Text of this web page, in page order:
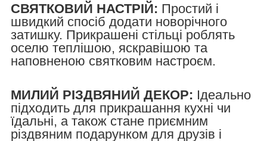
СВЯТКОВИЙ НАСТРІЙ: Простий і
швидкий спосіб додати новорічного
затишку. Прикрашені стільці роблять
оселю теплішою, яскравішою та
наповненою святковим настроєм.
МИЛИЙ РІЗДВЯНИЙ ДЕКОР: Ідеально
підходить для прикрашання кухні чи
їдальні, а також стане приємним
різдвяним подарунком для друзів і